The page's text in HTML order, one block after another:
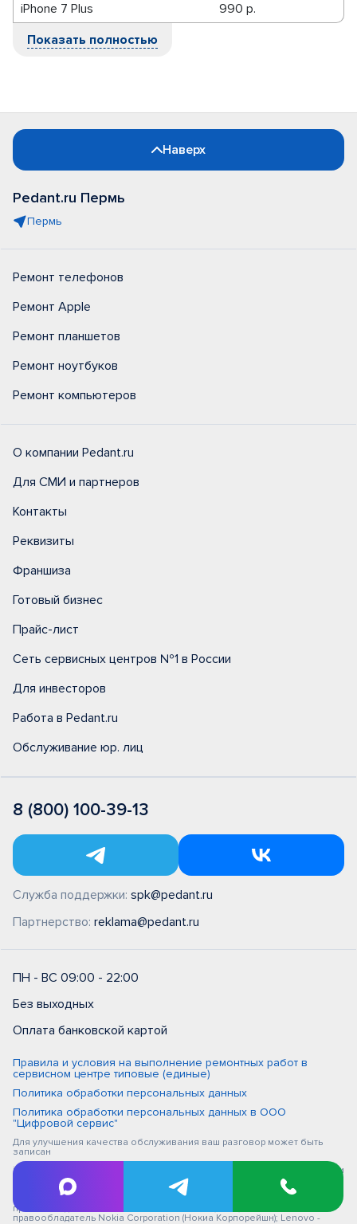
iPhone 7 Plus
990 р.
Показать полностью
Наверх
Pedant.ru Пермь
Пермь
Ремонт телефонов
Ремонт Apple
Ремонт планшетов
Ремонт ноутбуков
Ремонт компьютеров
О компании Pedant.ru
Для СМИ и партнеров
Контакты
Реквизиты
Франшиза
Готовый бизнес
Прайс-лист
Сеть сервисных центров №1 в России
Для инвесторов
Работа в Pedant.ru
Обслуживание юр. лиц
8 (800) 100-39-13
Служба поддержки: spk@pedant.ru
Партнерство: reklama@pedant.ru
ПН - ВС 09:00 - 22:00
Без выходных
Оплата банковской картой
Правила и условия на выполнение ремонтных работ в
сервисном центре типовые (единые)
Политика обработки персональных данных
Политика обработки персональных данных в ООО
"Цифровой сервис"
Для улучшения качества обслуживания ваш разговор может быть
записан
iPhone, Macbook, iPad - правообладатель Apple Inc. (Эпл Инк.); Huawei и
Honor - правообладатель HUAWEI TECHNOLOGIES CO., LTD. (ХУАВЕЙ
ТЕКНОЛОДЖИС КО., ЛТД.); Samsung – правообладатель Samsung
Electronics Co. Ltd. (Самсунг Электроникс Ко., Лтд.); MEIZU -
правообладатель MEIZU TECHNOLOGY CO., LTD.; Nokia -
правообладатель Nokia Corporation (Нокиа Корпорейшн); Lenovo -